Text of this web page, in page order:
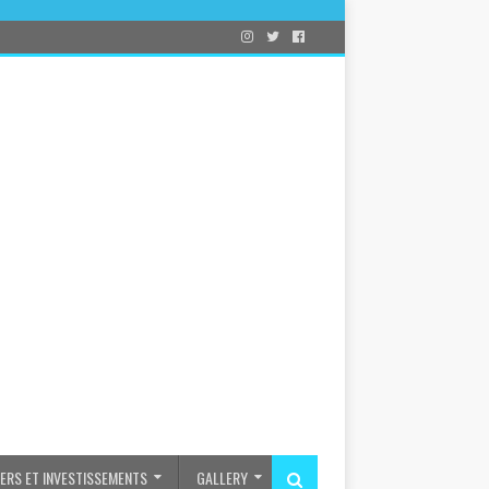
ET INVESTISSEMENTS GALLERY